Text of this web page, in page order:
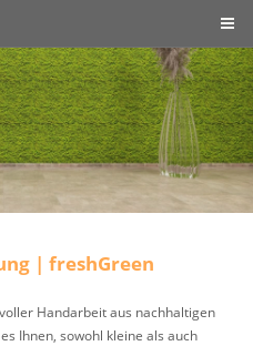
| freshGreen
Handarbeit aus nachhaltigen
Ihnen, sowohl kleine als auch